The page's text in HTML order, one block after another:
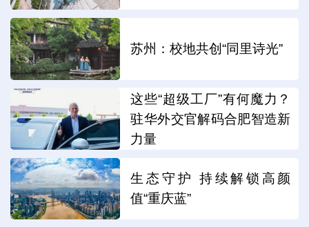
苏州：校地共创“同里诗光”
这些“超级工厂”有何魔力？
驻华外交官解码合肥智造新
力量
生态守护 持续解锁高颜
值“重庆蓝”